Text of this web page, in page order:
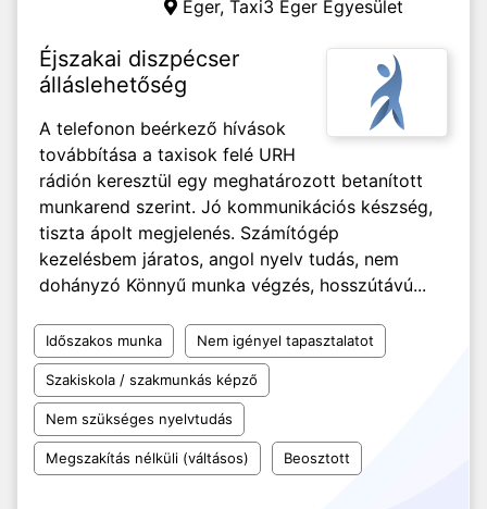
Eger, Taxi3 Eger Egyesület
Éjszakai diszpécser
álláslehetőség
A telefonon beérkező hívások
továbbítása a taxisok felé URH
rádión keresztül egy meghatározott betanított
munkarend szerint. Jó kommunikációs készség,
tiszta ápolt megjelenés. Számítógép
kezelésbem járatos, angol nyelv tudás, nem
dohányzó Könnyű munka végzés, hosszútávú...
Időszakos munka Nem igényel tapasztalatot
Szakiskola / szakmunkás képző
Nem szükséges nyelvtudás
Megszakítás nélküli (váltásos) Beosztott